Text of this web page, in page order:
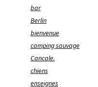
bar
Berlin
bienvenue
camping sauvage
Cancale.
chiens
enseignes